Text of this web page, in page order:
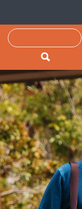
Pesquisar